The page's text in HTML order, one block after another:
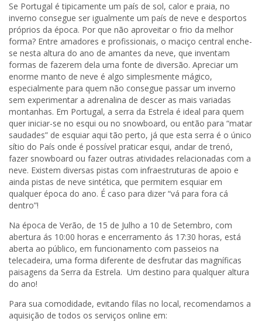
Se Portugal é tipicamente um país de sol, calor e praia, no
inverno consegue ser igualmente um país de neve e desportos
próprios da época. Por que não aproveitar o frio da melhor
forma? Entre amadores e profissionais, o maciço central enche-
se nesta altura do ano de amantes da neve, que inventam
formas de fazerem dela uma fonte de diversão. Apreciar um
enorme manto de neve é algo simplesmente mágico,
especialmente para quem não consegue passar um inverno
sem experimentar a adrenalina de descer as mais variadas
montanhas. Em Portugal, a serra da Estrela é ideal para quem
quer iniciar-se no esqui ou no snowboard, ou então para “matar
saudades” de esquiar aqui tão perto, já que esta serra é o único
sítio do País onde é possível praticar esqui, andar de trenó,
fazer snowboard ou fazer outras atividades relacionadas com a
neve. Existem diversas pistas com infraestruturas de apoio e
ainda pistas de neve sintética, que permitem esquiar em
qualquer época do ano. É caso para dizer “vá para fora cá
dentro”!
Na época de Verão, de 15 de Julho a 10 de Setembro, com
abertura ás 10:00 horas e encerramento ás 17:30 horas, está
aberta ao público, em funcionamento com passeios na
telecadeira, uma forma diferente de desfrutar das magníficas
paisagens da Serra da Estrela. Um destino para qualquer altura
do ano!
Para sua comodidade, evitando filas no local, recomendamos a
aquisição de todos os serviços online em: